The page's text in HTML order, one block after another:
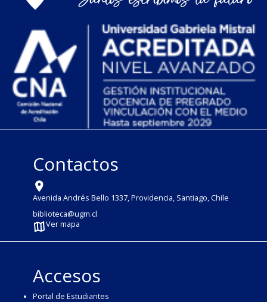
Contactos
Avenida Andrés Bello 1337, Providencia, Santiago, Chile
biblioteca@ugm.cl
Ver mapa
Accesos
Portal de Estudiantes